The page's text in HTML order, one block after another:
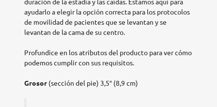
ayudarlo a elegir la opción correcta para los protocolos
de movilidad de pacientes que se levantan y se
levantan de la cama de su centro.
Profundice en los atributos del producto para ver cómo
podemos cumplir con sus requisitos.
Grosor (sección del pie) 3,5″ (8,9 cm)